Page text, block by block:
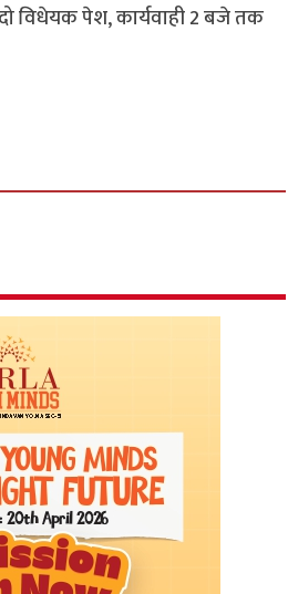
विधेयक पेश, कार्यवाही 2 बजे तक